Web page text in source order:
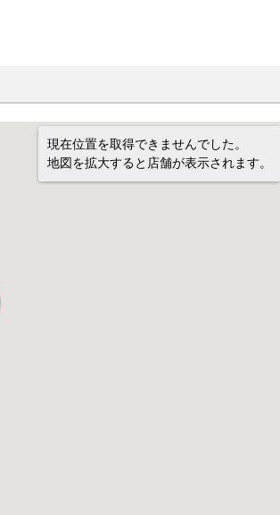
現在位置を取得できませんでした。
地図を拡大すると店舗が表示されます。